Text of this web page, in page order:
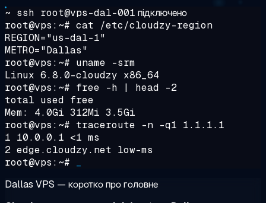
~ ssh root@vps-dal-001 підключено
root@vps:~# cat /etc/cloudzy-region
REGION="us-dal-1"
METRO="Dallas"
root@vps:~# uname -srm
Linux 6.8.0-cloudzy x86_64
root@vps:~# free -h | head -2
total used free
Mem: 4.0Gi 312Mi 3.5Gi
root@vps:~# traceroute -n -q1 1.1.1.1
1 10.0.0.1 <1 ms
2 edge.cloudzy.net low-ms
root@vps:~#
Dallas VPS — коротко про головне